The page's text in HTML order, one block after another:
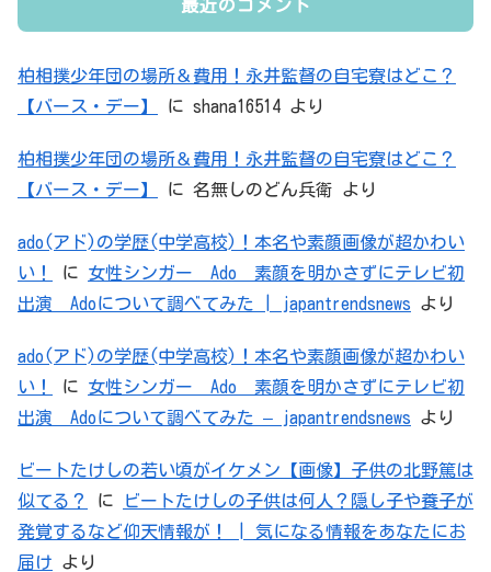
最近のコメント
柏相撲少年団の場所＆費用！永井監督の自宅寮はどこ？
【バース・デー】
に shana16514 より
柏相撲少年団の場所＆費用！永井監督の自宅寮はどこ？
【バース・デー】
に 名無しのどん兵衛 より
ado(アド)の学歴(中学高校)！本名や素顔画像が超かわい
い！
に 女性シンガー Ado 素顔を明かさずにテレビ初
出演 Adoについて調べてみた | japantrendsnews より
ado(アド)の学歴(中学高校)！本名や素顔画像が超かわい
い！
に 女性シンガー Ado 素顔を明かさずにテレビ初
出演 Adoについて調べてみた – japantrendsnews より
ビートたけしの若い頃がイケメン【画像】子供の北野篤は
似てる？
に
ビートたけしの子供は何人？隠し子や養子が
発覚するなど仰天情報が！ | 気になる情報をあなたにお
届け より